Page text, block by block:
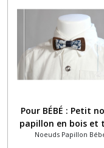
Pour BÉBÉ : Petit
papillon en bois et
liberty of London
Noeuds Papillon